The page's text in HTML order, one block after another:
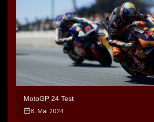
Speaker 0: natürlich kann man auch
Gerade in der MotoGP muss man natürlich
Testfahrten machen.
Speaker 0: Was sie allerdings in der
eingebaut haben, sind diese unnötigen
wo man zwischen den Rennen dann
Flattrack und Minibike oder diesmal
die Serienbikes wo man quasi mit
oder Yamaha eben auf einer Rennstrecke
MotoGP 24 Test
6. Mai 2024